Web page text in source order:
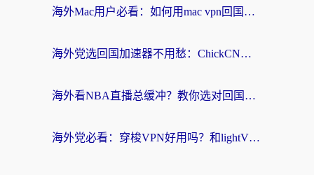
海外Mac用户必看：如何用mac vpn回国实现无缝刷国内剧玩国服？
海外党选回国加速器不用愁：ChickCN和SpeedCN好用吗？实测对比+避坑指南
海外看NBA直播总缓冲？教你选对回国加速器，无缝看球还能刷国内剧
海外党必看：穿梭VPN好用吗？和lightVPN对比哪个回国效果更好？附真实体验与选择指南